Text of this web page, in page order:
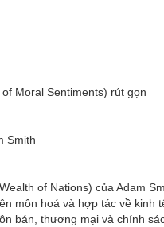
Moral Sentiments) rút gọn
Smith
of Nations) của Adam
môn hoá và hợp tác về kinh
bán, thương mại và chính